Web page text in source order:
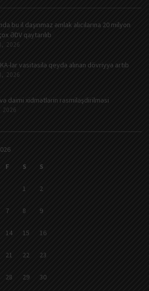
bu il daşınmaz əmlak alıcılarına 20 milyon
ƏDV qaytarılıb
2026
lar vasitəsilə qeydə alınan dövriyyə artıb
2026
daimi xidmətlərin rəsmiləşdirilməsi
2026
F S S
1 2
7 8 9
14 15 16
21 22 23
28 29 30